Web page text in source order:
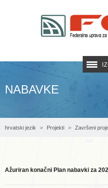
NABAVKE
hrvatski jezik Projekti Završeni
Ažuriran konačni Plan nabavki za